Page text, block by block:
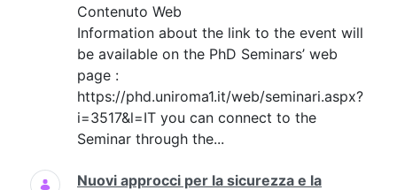
Contenuto Web
Information about the link to the event will
be available on the PhD Seminars’ web
page :
https://phd.uniroma1.it/web/seminari.aspx?
i=3517&l=IT you can connect to the
Seminar through the...
Nuovi approcci per la sicurezza e la